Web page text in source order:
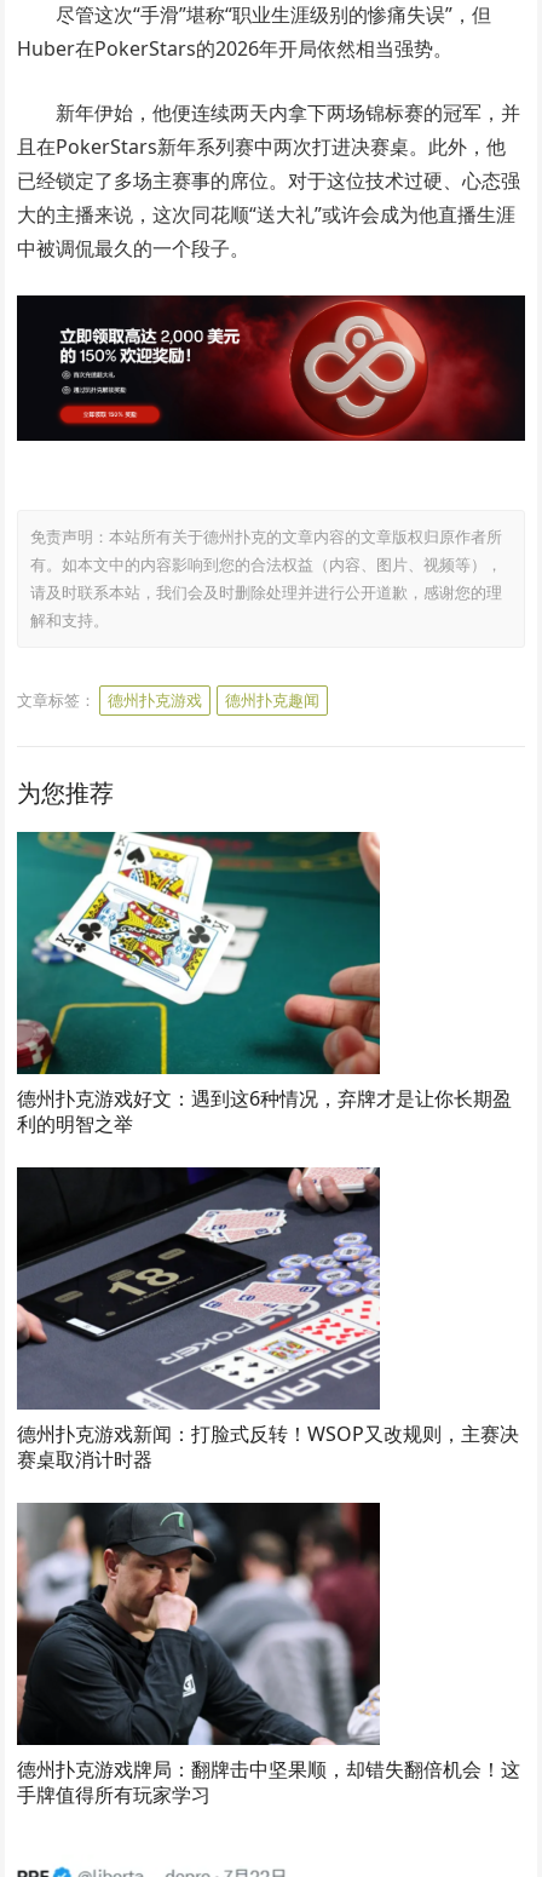
尽管这次“手滑”堪称“职业生涯级别的惨痛失误”，但
Huber在PokerStars的2026年开局依然相当强势。
新年伊始，他便连续两天内拿下两场锦标赛的冠军，并
且在PokerStars新年系列赛中两次打进决赛桌。此外，他
已经锁定了多场主赛事的席位。对于这位技术过硬、心态强
大的主播来说，这次同花顺“送大礼”或许会成为他直播生涯
中被调侃最久的一个段子。
免责声明：本站所有关于德州扑克的文章内容的文章版权归原作者所
有。如本文中的内容影响到您的合法权益（内容、图片、视频等），
请及时联系本站，我们会及时删除处理并进行公开道歉，感谢您的理
解和支持。
文章标签： 德州扑克游戏 德州扑克趣闻
为您推荐
德州扑克游戏好文：遇到这6种情况，弃牌才是让你长期盈
利的明智之举
德州扑克游戏新闻：打脸式反转！WSOP又改规则，主赛决
赛桌取消计时器
德州扑克游戏牌局：翻牌击中坚果顺，却错失翻倍机会！这
手牌值得所有玩家学习